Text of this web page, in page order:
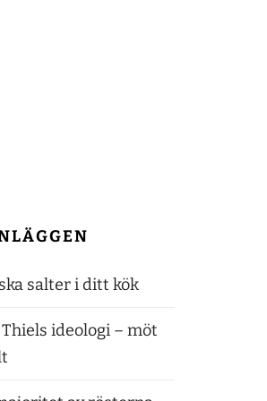
salter i ditt kök
ideologi – möt